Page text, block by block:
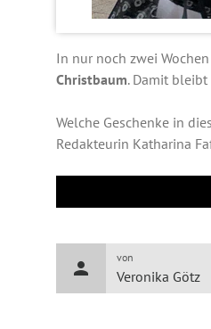
In nur noch zwei
Christbaum. Damit
Welche Geschenke in
Redakteurin Katharina
person
von
Veronika Götz